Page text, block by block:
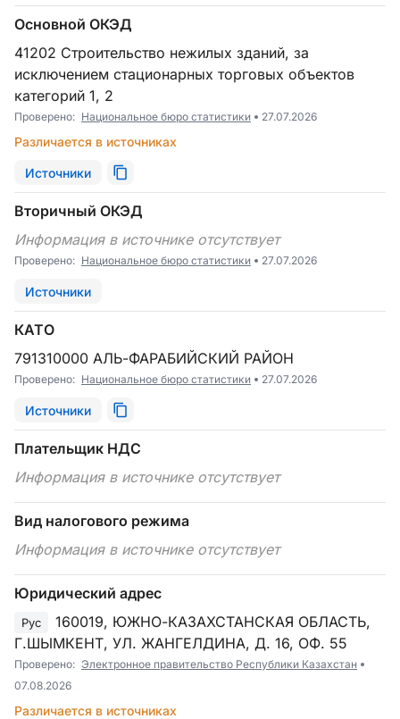
Основной ОКЭД
41202 Строительство нежилых зданий, за
исключением стационарных торговых объектов
категорий 1, 2
Проверено: Национальное бюро статистики 27.07.2026
Различается в источниках
Источники
Вторичный ОКЭД
Информация в источнике отсутствует
Проверено: Национальное бюро статистики 27.07.2026
Источники
КАТО
791310000 АЛЬ-ФАРАБИЙСКИЙ РАЙОН
Проверено: Национальное бюро статистики 27.07.2026
Источники
Плательщик НДС
Информация в источнике отсутствует
Вид налогового режима
Информация в источнике отсутствует
Юридический адрес
Рус
160019, ЮЖНО-КАЗАХСТАНСКАЯ ОБЛАСТЬ,
Г.ШЫМКЕНТ, УЛ. ЖАНГЕЛДИНА, Д. 16, ОФ. 55
Проверено: Электронное правительство Республики Казахстан
07.08.2026
Различается в источниках